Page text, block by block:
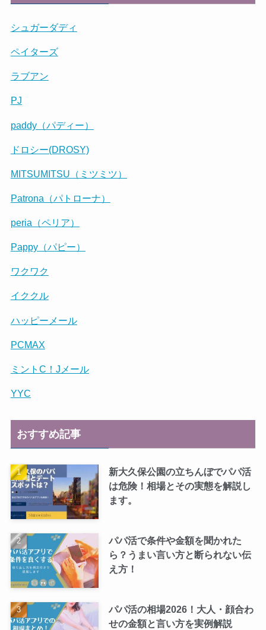
シュガーダディ
ペイターズ
ラブアン
PJ
paddy（パディー）
ドロシー(DROSY)
MITSUMITSU（ミツミツ）
Patrona（パトローナ）
peria（ペリア）
Pappy（パピー）
ワクワク
イククル
ハッピーメール
PCMAX
ミントC！Jメール
YYC
おすすめ記事
新大久保公園の立ちんぼでパパ活
は危険！相場とその実態を解説し
ます。
パパ活で条件や金額を聞かれた
ら？うまい言い方と断られない伝
え方！
パパ活の相場2026！大人・顔合わ
せの金額と言い方を実例解説